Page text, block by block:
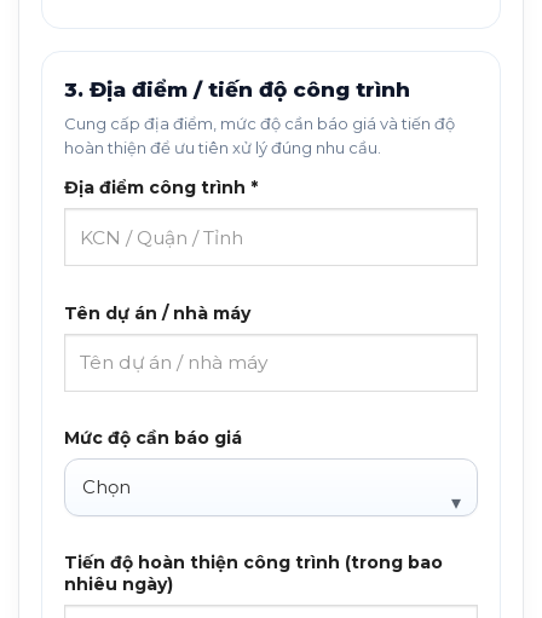
3. Địa điểm / tiến độ công trình
Cung cấp địa điểm, mức độ cần báo giá và tiến độ
hoàn thiện để ưu tiên xử lý đúng nhu cầu.
Địa điểm công trình *
Tên dự án / nhà máy
Mức độ cần báo giá
Tiến độ hoàn thiện công trình (trong bao
nhiêu ngày)